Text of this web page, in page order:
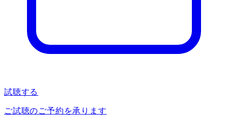
試聴する
ご試聴のご予約を承ります